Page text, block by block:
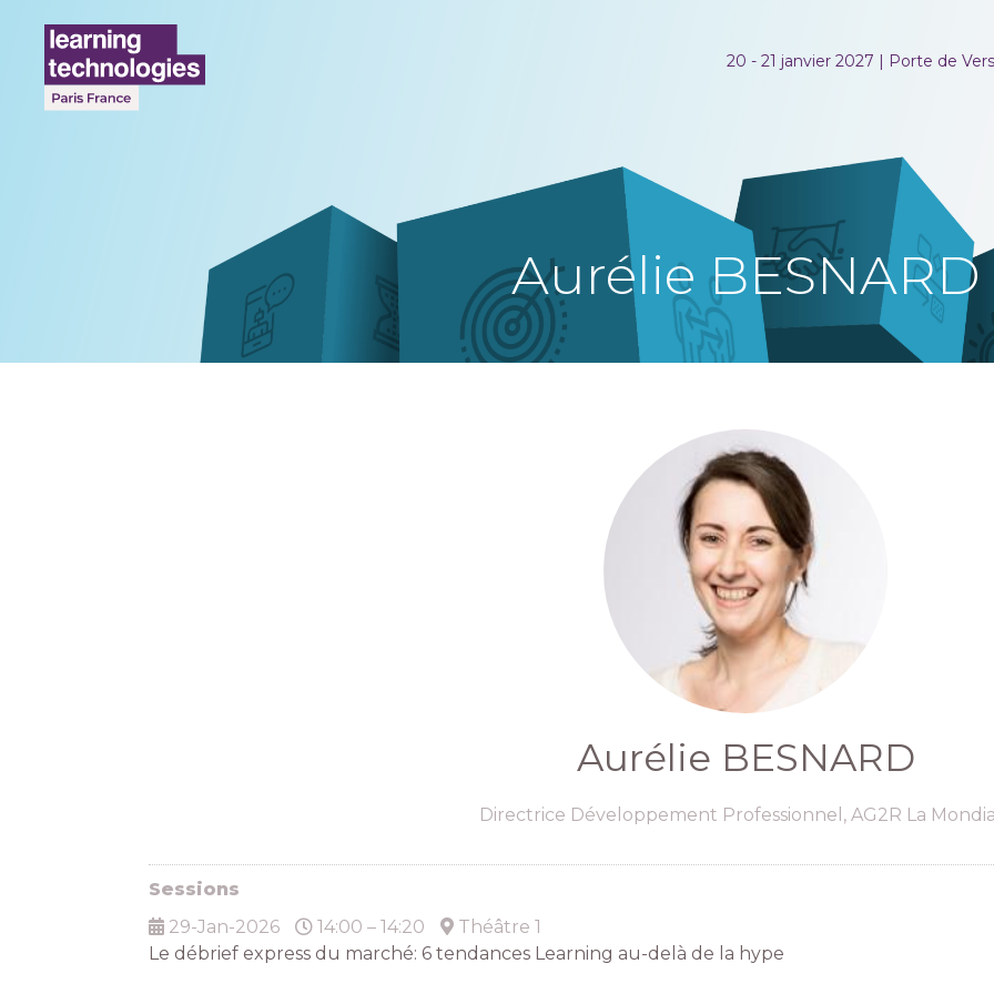
20 - 21 janvier 2027 | Porte de
Aurélie BESNARD
Aurélie BESNARD
Directrice Développement Professionnel, AG2R La
Sessions
29-Jan-2026
14:00 – 14:20
Théâtre 1
Le débrief express du marché: 6 tendances Learning au-delà de la hype